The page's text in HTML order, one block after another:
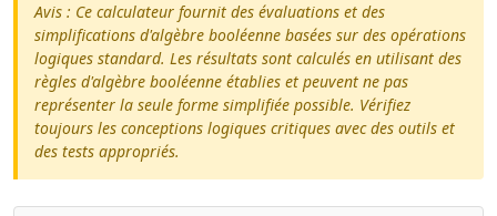
Avis : Ce calculateur fournit des évaluations et des
simplifications d'algèbre booléenne basées sur des opérations
logiques standard. Les résultats sont calculés en utilisant des
règles d'algèbre booléenne établies et peuvent ne pas
représenter la seule forme simplifiée possible. Vérifiez
toujours les conceptions logiques critiques avec des outils et
des tests appropriés.